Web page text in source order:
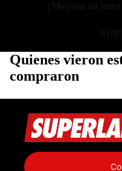
Quienes vieron
compraron
Información de